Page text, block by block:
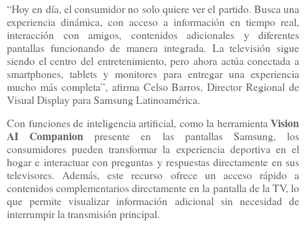
“Hoy en día, el consumidor no solo quiere ver el partido. Busca una
experiencia dinámica, con acceso a información en tiempo real,
interacción con amigos, contenidos adicionales y diferentes
pantallas funcionando de manera integrada. La televisión sigue
siendo el centro del entretenimiento, pero ahora actúa conectada a
smartphones, tablets y monitores para entregar una experiencia
mucho más completa”, afirma Celso Barros, Director Regional de
Visual Display para Samsung Latinoamérica.
Con funciones de inteligencia artificial, como la herramientaVision
AI Companion presente en las pantallas Samsung, los
consumidores pueden transformar la experiencia deportiva en el
hogar e interactuar con preguntas y respuestas directamente en sus
televisores. Además, este recurso ofrece un acceso rápido a
contenidos complementarios directamente en la pantalla de la TV, lo
que permite visualizar información adicional sin necesidad de
interrumpir la transmisión principal.